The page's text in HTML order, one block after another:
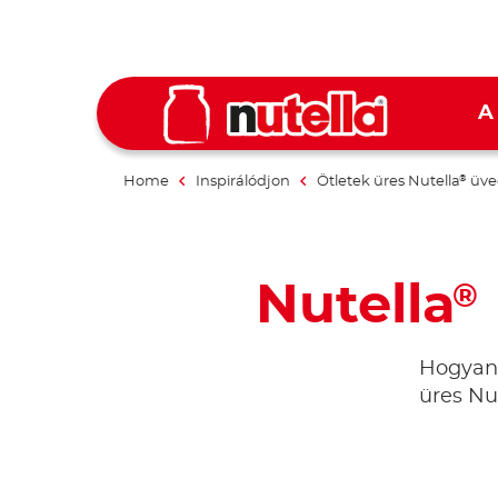
A
Home Inspirálódjon Ötletek üres Nutella®
Nutella®
üres